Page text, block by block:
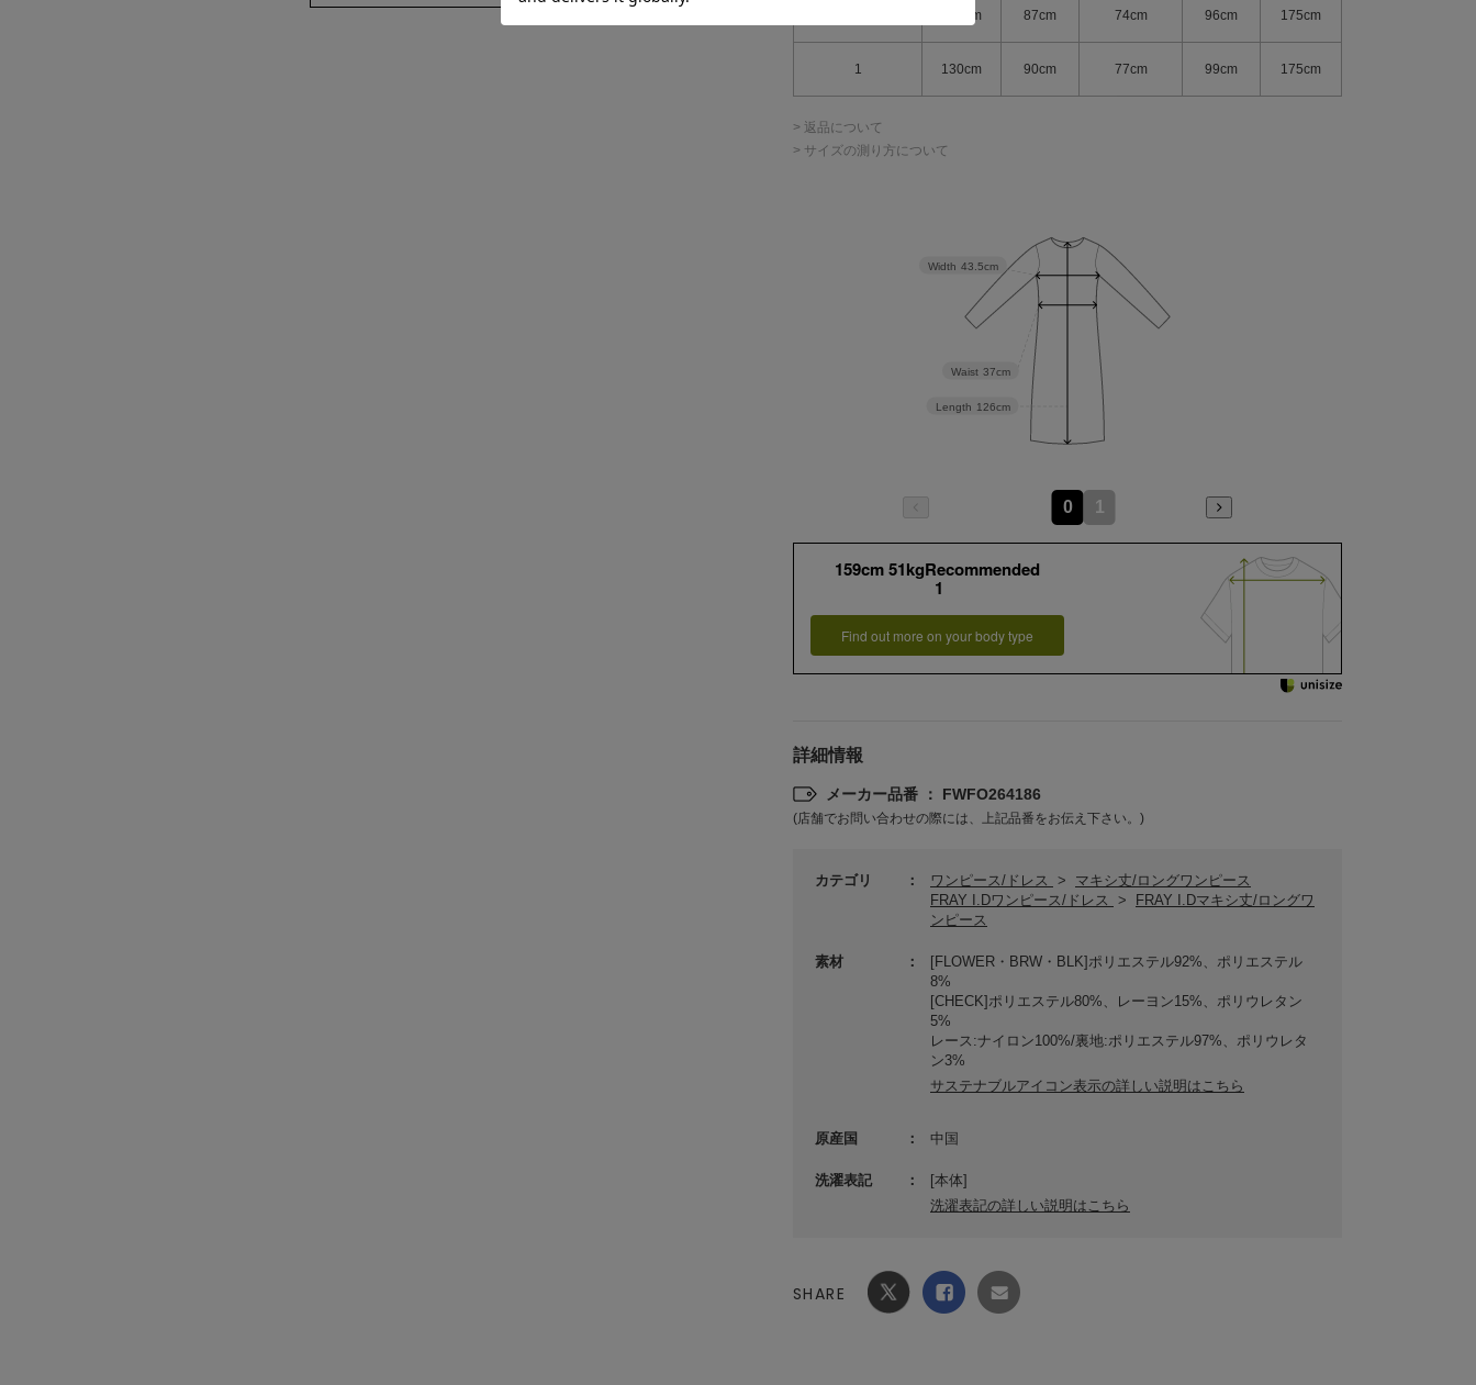
126cm 87cm 74cm 96cm 175cm
1 130cm 90cm 77cm 99cm 175cm
> 返品について
> サイズの測り方について
Length 126cm
Waist 37cm
Width 43.5cm
0 1
159cm 51kgRecommended
1
Find out more on your body type
詳細情報
メーカー品番 ： FWFO264186
(店舗でお問い合わせの際には、上記品番をお伝え下さい。)
カテゴリ ワンピース/ドレス >
マキシ丈/ロングワンピース
FRAY I.Dワンピース/ドレス
>
FRAY I.Dマキシ丈/ロングワ
ンピース
素材
[FLOWER・BRW・BLK]ポリエステル92%、ポリエステル
8%
[CHECK]ポリエステル80%、レーヨン15%、ポリウレタン
5%
レース:ナイロン100%/裏地:ポリエステル97%、ポリウレタ
ン3%
サステナブルアイコン表示の詳しい説明はこちら
原産国 中国
洗濯表記
[本体]
洗濯表記の詳しい説明はこちら
SHARE